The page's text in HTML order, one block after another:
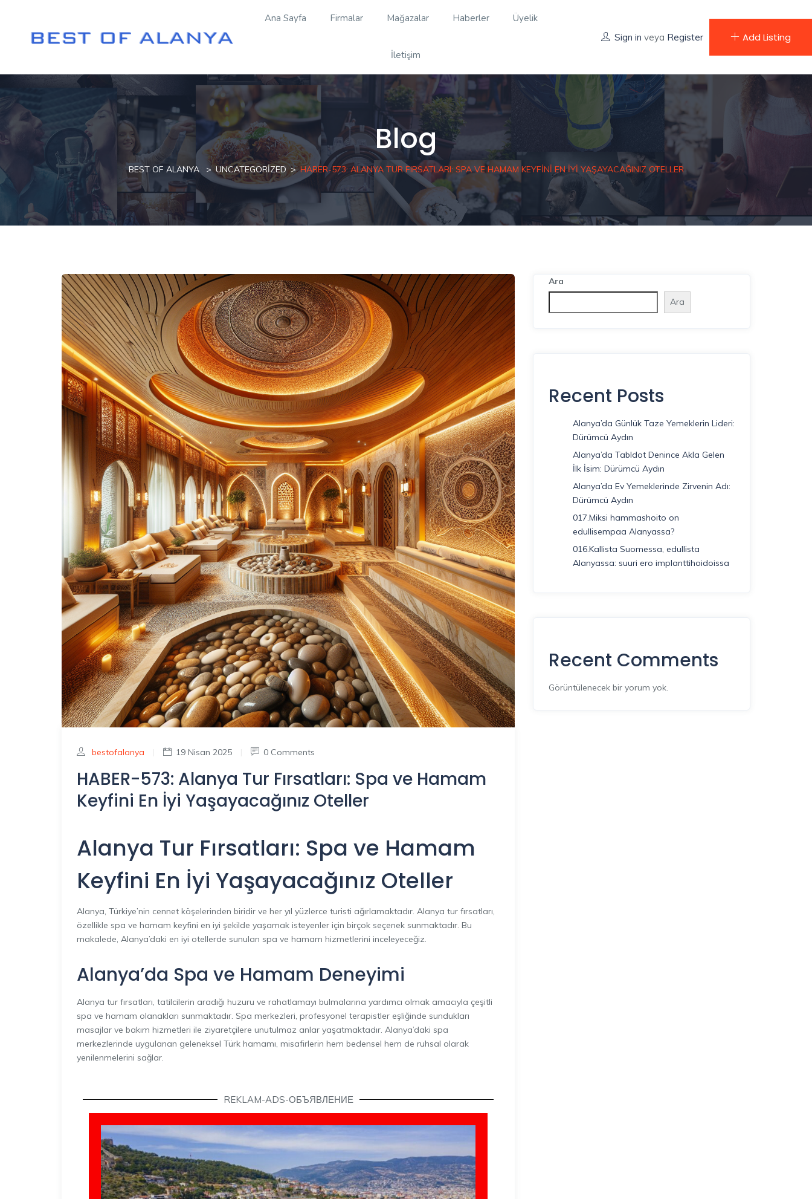
Ana Sayfa Firmalar Mağazalar Haberler Üyelik
İletişim
Sign in veya Register Add Listing
Blog
BEST OF ALANYA UNCATEGORIZED HABER-573: ALANYA TUR FIRSATLARI: SPA VE HAMAM KEYFINI EN İYI YAŞAYACAĞINIZ OTELLER
bestofalanya 19 Nisan 2025 0 Comments
HABER-573: Alanya Tur Fırsatları: Spa ve Hamam
Keyfini En İyi Yaşayacağınız Oteller
Alanya Tur Fırsatları: Spa ve Hamam
Keyfini En İyi Yaşayacağınız Oteller
Alanya, Türkiye’nin cennet köşelerinden biridir ve her yıl yüzlerce turisti ağırlamaktadır. Alanya tur fırsatları,
özellikle spa ve hamam keyfini en iyi şekilde yaşamak isteyenler için birçok seçenek sunmaktadır. Bu
makalede, Alanya’daki en iyi otellerde sunulan spa ve hamam hizmetlerini inceleyeceğiz.
Alanya’da Spa ve Hamam Deneyimi
Alanya tur fırsatları, tatilcilerin aradığı huzuru ve rahatlamayı bulmalarına yardımcı olmak amacıyla çeşitli
spa ve hamam olanakları sunmaktadır. Spa merkezleri, profesyonel terapistler eşliğinde sundukları
masajlar ve bakım hizmetleri ile ziyaretçilere unutulmaz anlar yaşatmaktadır. Alanya’daki spa
merkezlerinde uygulanan geleneksel Türk hamamı, misafirlerin hem bedensel hem de ruhsal olarak
yenilenmelerini sağlar.
REKLAM-ADS-ОБЪЯВЛЕНИЕ
Ara
Ara
Recent Posts
Alanya’da Günlük Taze Yemeklerin Lideri:
Dürümcü Aydın
Alanya’da Tabldot Denince Akla Gelen
İlk İsim: Dürümcü Aydın
Alanya’da Ev Yemeklerinde Zirvenin Adı:
Dürümcü Aydın
017.Miksi hammashoito on
edullisempaa Alanyassa?
016.Kallista Suomessa, edullista
Alanyassa: suuri ero implanttihoidoissa
Recent Comments
Görüntülenecek bir yorum yok.